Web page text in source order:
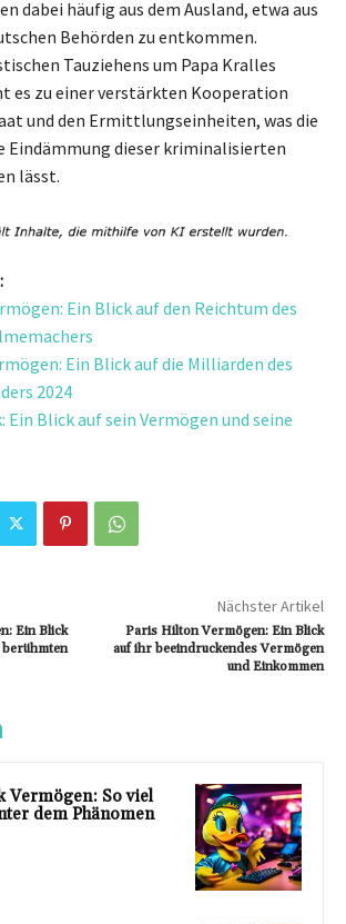
dabei häufig aus dem Ausland, etwa aus
Behörden zu entkommen.
Tauziehens um Papa Kralles
es zu einer verstärkten Kooperation
und den Ermittlungseinheiten, was die
Eindämmung dieser kriminalisierten
lässt.
Ein Blick auf den Reichtum des
Ein Blick auf die Milliarden des
2024
Ein Blick auf sein Vermögen und seine
Ein Blick
berühmten
Nächster Artikel
Paris Hilton Vermögen: Ein Blick
auf ihr beeindruckendes Vermögen
und Einkommen
Vermögen: So viel
dem Phänomen